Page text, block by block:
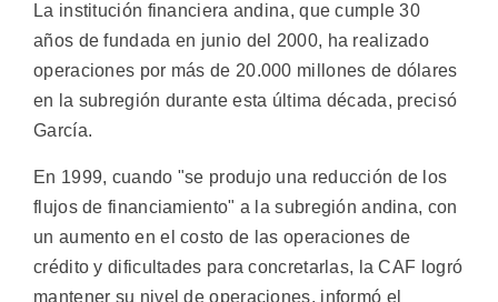
La institución financiera andina, que cumple 30
años de fundada en junio del 2000, ha realizado
operaciones por más de 20.000 millones de dólares
en la subregión durante esta última década, precisó
García.
En 1999, cuando "se produjo una reducción de los
flujos de financiamiento" a la subregión andina, con
un aumento en el costo de las operaciones de
crédito y dificultades para concretarlas, la CAF logró
mantener su nivel de operaciones, informó el